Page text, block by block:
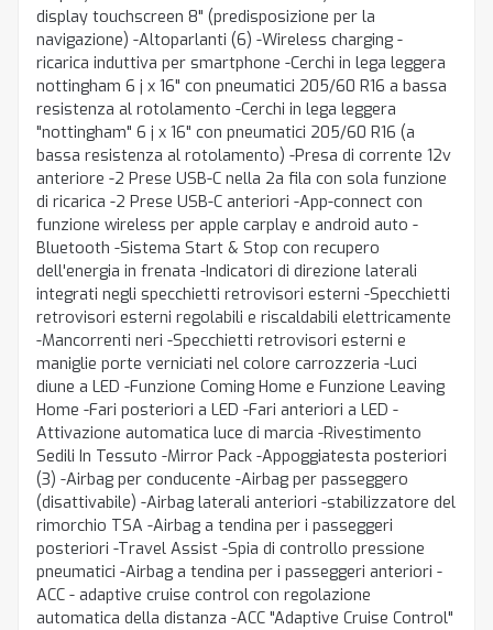
display touchscreen 8" (predisposizione per la
navigazione) -Altoparlanti (6) -Wireless charging -
ricarica induttiva per smartphone -Cerchi in lega leggera
nottingham 6 j x 16" con pneumatici 205/60 R16 a bassa
resistenza al rotolamento -Cerchi in lega leggera
"nottingham" 6 j x 16" con pneumatici 205/60 R16 (a
bassa resistenza al rotolamento) -Presa di corrente 12v
anteriore -2 Prese USB-C nella 2a fila con sola funzione
di ricarica -2 Prese USB-C anteriori -App-connect con
funzione wireless per apple carplay e android auto -
Bluetooth -Sistema Start & Stop con recupero
dell'energia in frenata -Indicatori di direzione laterali
integrati negli specchietti retrovisori esterni -Specchietti
retrovisori esterni regolabili e riscaldabili elettricamente
-Mancorrenti neri -Specchietti retrovisori esterni e
maniglie porte verniciati nel colore carrozzeria -Luci
diune a LED -Funzione Coming Home e Funzione Leaving
Home -Fari posteriori a LED -Fari anteriori a LED -
Attivazione automatica luce di marcia -Rivestimento
Sedili In Tessuto -Mirror Pack -Appoggiatesta posteriori
(3) -Airbag per conducente -Airbag per passeggero
(disattivabile) -Airbag laterali anteriori -stabilizzatore del
rimorchio TSA -Airbag a tendina per i passeggeri
posteriori -Travel Assist -Spia di controllo pressione
pneumatici -Airbag a tendina per i passeggeri anteriori -
ACC - adaptive cruise control con regolazione
automatica della distanza -ACC "Adaptive Cruise Control"